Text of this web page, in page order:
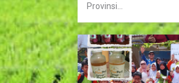
Provinsi...